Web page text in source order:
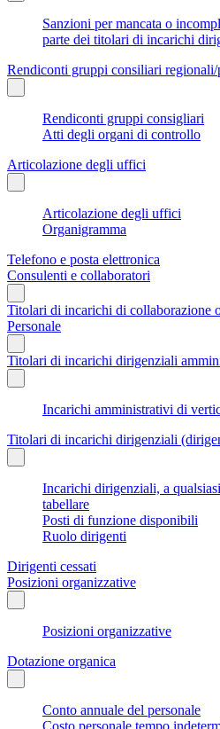
Sanzioni per mancata o
parte dei titolari di incarichi
Rendiconti gruppi consiliari
Rendiconti gruppi consigliari
Atti degli organi di controllo
Articolazione degli uffici
Articolazione degli uffici
Organigramma
Telefono e posta elettronica
Consulenti e collaboratori
Titolari di incarichi di collaborazione
Personale
Titolari di incarichi dirigenziali
Incarichi amministrativi di
Titolari di incarichi dirigenziali
Incarichi dirigenziali, a
tabellare
Posti di funzione disponibili
Ruolo dirigenti
Dirigenti cessati
Posizioni organizzative
Posizioni organizzative
Dotazione organica
Conto annuale del personale
Costo personale tempo